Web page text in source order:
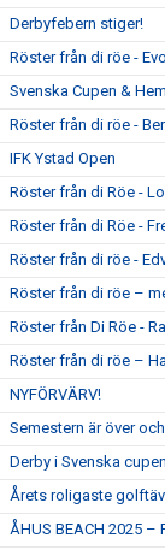
Derbyfebern stiger!
Röster från di röe -
Svenska Cupen &
Röster från di röe -
IFK Ystad Open
Röster från di Röe -
Röster från di Röe -
Röster från di röe -
Röster från di röe –
Röster från Di Röe -
Röster från di röe –
NYFÖRVÄRV!
Semestern är över
Derby i Svenska cupen
Årets roligaste
ÅHUS BEACH 2025 –